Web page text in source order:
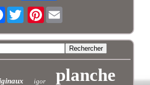
Facebook Pinterest
igor planche